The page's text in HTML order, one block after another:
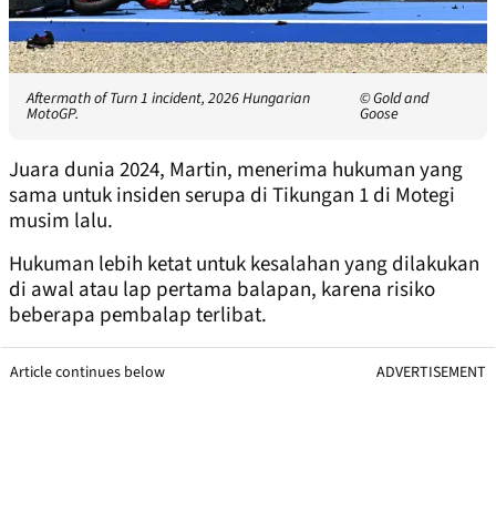
Aftermath of Turn 1 incident, 2026 Hungarian
MotoGP.
© Gold and
Goose
Juara dunia 2024, Martin, menerima hukuman yang
sama untuk insiden serupa di Tikungan 1 di Motegi
musim lalu.
Hukuman lebih ketat untuk kesalahan yang dilakukan
di awal atau lap pertama balapan, karena risiko
beberapa pembalap terlibat.
Article continues below ADVERTISEMENT